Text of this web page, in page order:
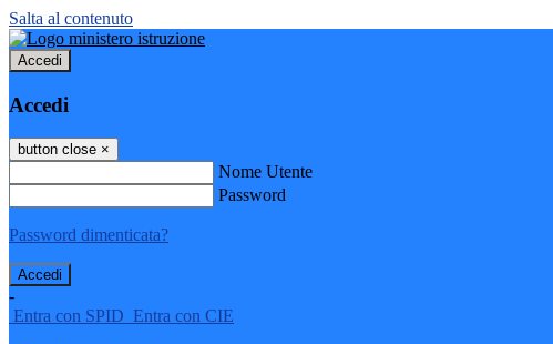
Salta al contenuto
Accedi
Accedi
button close ×
Nome Utente
Password
Password dimenticata?
-
Entra con SPID Entra con CIE